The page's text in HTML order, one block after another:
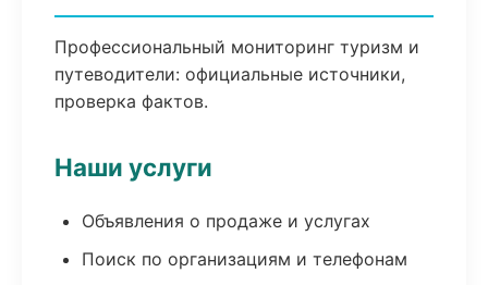
Профессиональный мониторинг туризм и
путеводители: официальные источники,
проверка фактов.
Наши услуги
Объявления о продаже и услугах
Поиск по организациям и телефонам